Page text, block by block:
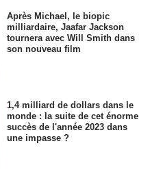
Après Michael, le biopic
milliardaire, Jaafar Jackson
tournera avec Will Smith dans
son nouveau film
1,4 milliard de dollars dans le
monde : la suite de cet énorme
succès de l'année 2023 dans
une impasse ?